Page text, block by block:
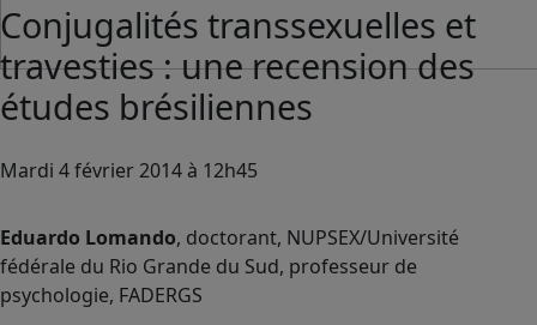
Conjugalités transsexuelles et
travesties : une recension des
études brésiliennes
Mardi 4 février 2014 à 12h45
Eduardo Lomando, doctorant, NUPSEX/Université
fédérale du Rio Grande du Sud, professeur de
psychologie, FADERGS